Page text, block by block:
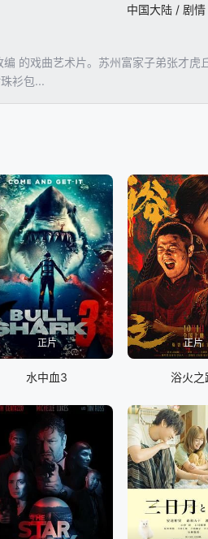
中国大陆 / 剧情
的戏曲艺术片。苏州富家子弟张才
衫包...
正片
水中血3
正片
浴火之